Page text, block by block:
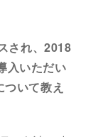
され、2018
入いただい
いて教え